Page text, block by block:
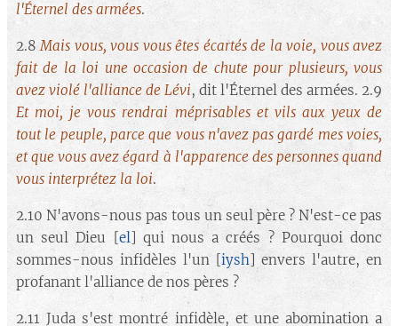
l'Éternel des armées.
2.8Mais vous, vous vous êtes écartés de la voie, vous avez
fait de la loi une occasion de chute pour plusieurs, vous
avez violé l'alliance de Lévi, dit l'Éternel des armées. 2.9
Et moi, je vous rendrai méprisables et vils aux yeux de
tout le peuple, parce que vous n'avez pas gardé mes voies,
et que vous avez égard à l'apparence des personnes quand
vous interprétez la loi.
2.10 N'avons-nous pas tous un seul père ? N'est-ce pas
un seul Dieu [el] qui nous a créés ? Pourquoi donc
sommes-nous infidèles l'un [iysh] envers l'autre, en
profanant l'alliance de nos pères ?
2.11 Juda s'est montré infidèle, et une abomination a